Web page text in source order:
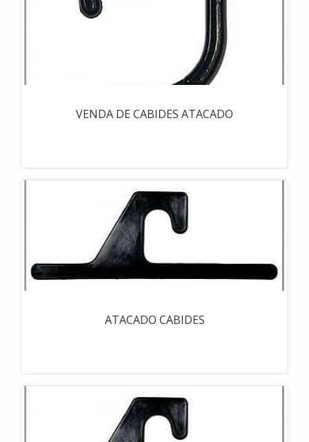
VENDA DE CABIDES ATACADO
ATACADO CABIDES